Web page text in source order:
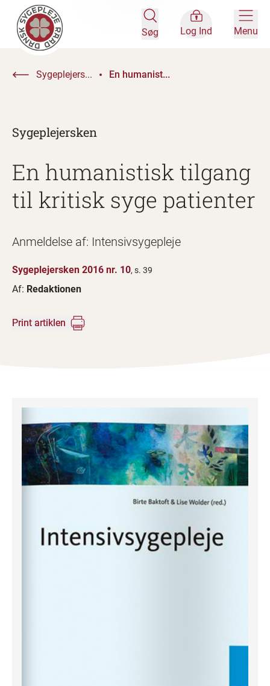
Søg Log Ind Menu
Sygeplejers... En humanist...
Sygeplejersken
En humanistisk tilgang
til kritisk syge patienter
Anmeldelse af: Intensivsygepleje
Sygeplejersken 2016 nr. 10, s. 39
Af: Redaktionen
Print artiklen